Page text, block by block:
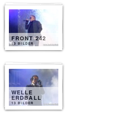
FRONT 242
13 BILDER
WELLE
ERDBALL
13 BILDER